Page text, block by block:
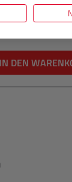
IN DEN